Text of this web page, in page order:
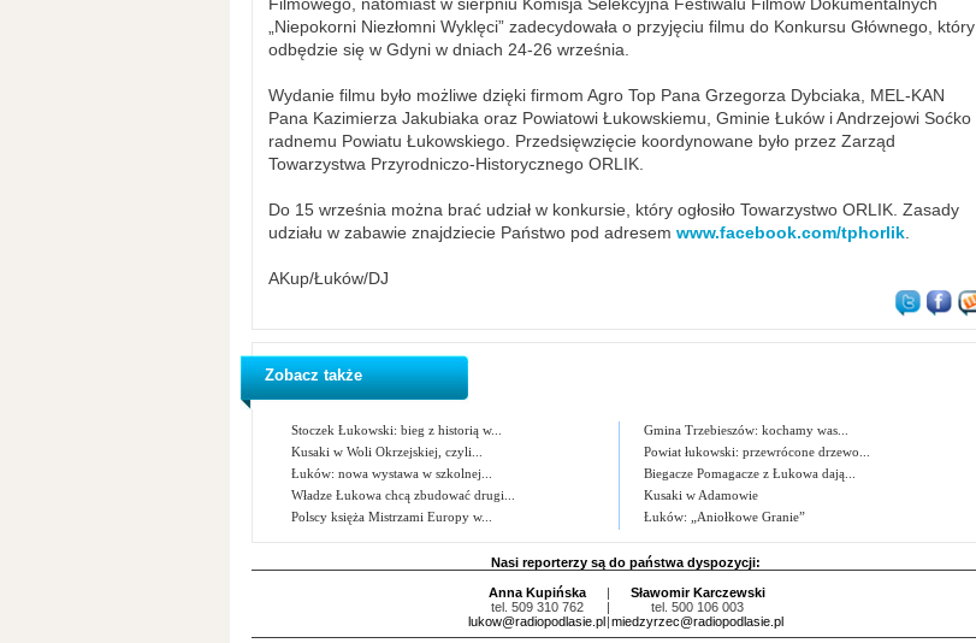
„Niepokorni Niezłomni Wyklęci” zadecydowała o przyjęciu filmu do Konkursu Głównego, który
odbędzie się w Gdyni w dniach 24-26 września.
Wydanie filmu było możliwe dzięki firmom Agro Top Pana Grzegorza Dybciaka, MEL-KAN
Pana Kazimierza Jakubiaka oraz Powiatowi Łukowskiemu, Gminie Łuków i Andrzejowi Soćko
radnemu Powiatu Łukowskiego. Przedsięwzięcie koordynowane było przez Zarząd
Towarzystwa Przyrodniczo-Historycznego ORLIK.
Do 15 września można brać udział w konkursie, który ogłosiło Towarzystwo ORLIK. Zasady
udziału w zabawie znajdziecie Państwo pod adresem www.facebook.com/tphorlik.
AKup/Łuków/DJ
Zobacz także
Stoczek Łukowski: bieg z historią w...
Gmina Trzebieszów: kochamy was...
Kusaki w Woli Okrzejskiej, czyli...
Powiat łukowski: przewrócone drzewo...
Łuków: nowa wystawa w szkolnej...
Biegacze Pomagacze z Łukowa dają...
Władze Łukowa chcą zbudować drugi...
Kusaki w Adamowie
Polscy księża Mistrzami Europy w...
Łuków: „Aniołkowe Granie”
Nasi reporterzy są do państwa dyspozycji:
Anna Kupińska
tel. 509 310 762
lukow@radiopodlasie.pl
|
|
|
Sławomir Karczewski
tel. 500 106 003
miedzyrzec@radiopodlasie.pl